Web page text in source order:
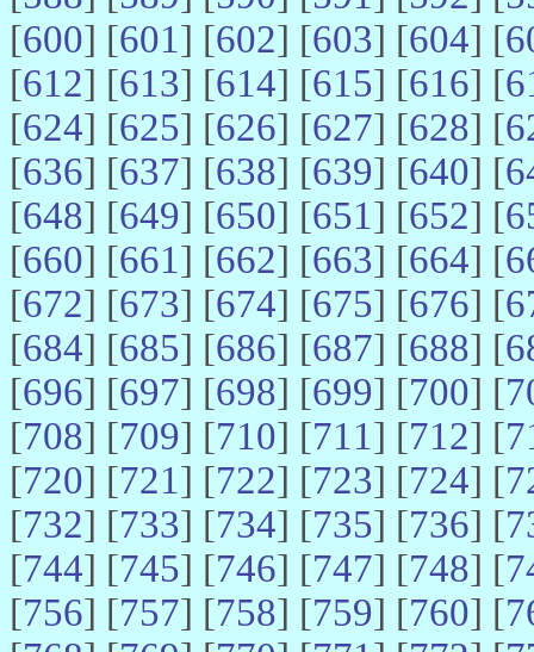
[600] [601] [602] [603] [604] [
[612] [613] [614] [615] [616] [
[624] [625] [626] [627] [628] [
[636] [637] [638] [639] [640] [
[648] [649] [650] [651] [652] [
[660] [661] [662] [663] [664] [
[672] [673] [674] [675] [676] [
[684] [685] [686] [687] [688] [
[696] [697] [698] [699] [700] [
[708] [709] [710] [711] [712] [
[720] [721] [722] [723] [724] [
[732] [733] [734] [735] [736] [
[744] [745] [746] [747] [748] [
[756] [757] [758] [759] [760] [